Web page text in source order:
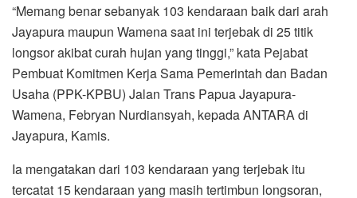
“Memang benar sebanyak 103 kendaraan baik dari arah
Jayapura maupun Wamena saat ini terjebak di 25 titik
longsor akibat curah hujan yang tinggi,” kata Pejabat
Pembuat Komitmen Kerja Sama Pemerintah dan Badan
Usaha (PPK-KPBU) Jalan Trans Papua Jayapura-
Wamena, Febryan Nurdiansyah, kepada ANTARA di
Jayapura, Kamis.
Ia mengatakan dari 103 kendaraan yang terjebak itu
tercatat 15 kendaraan yang masih tertimbun longsoran,